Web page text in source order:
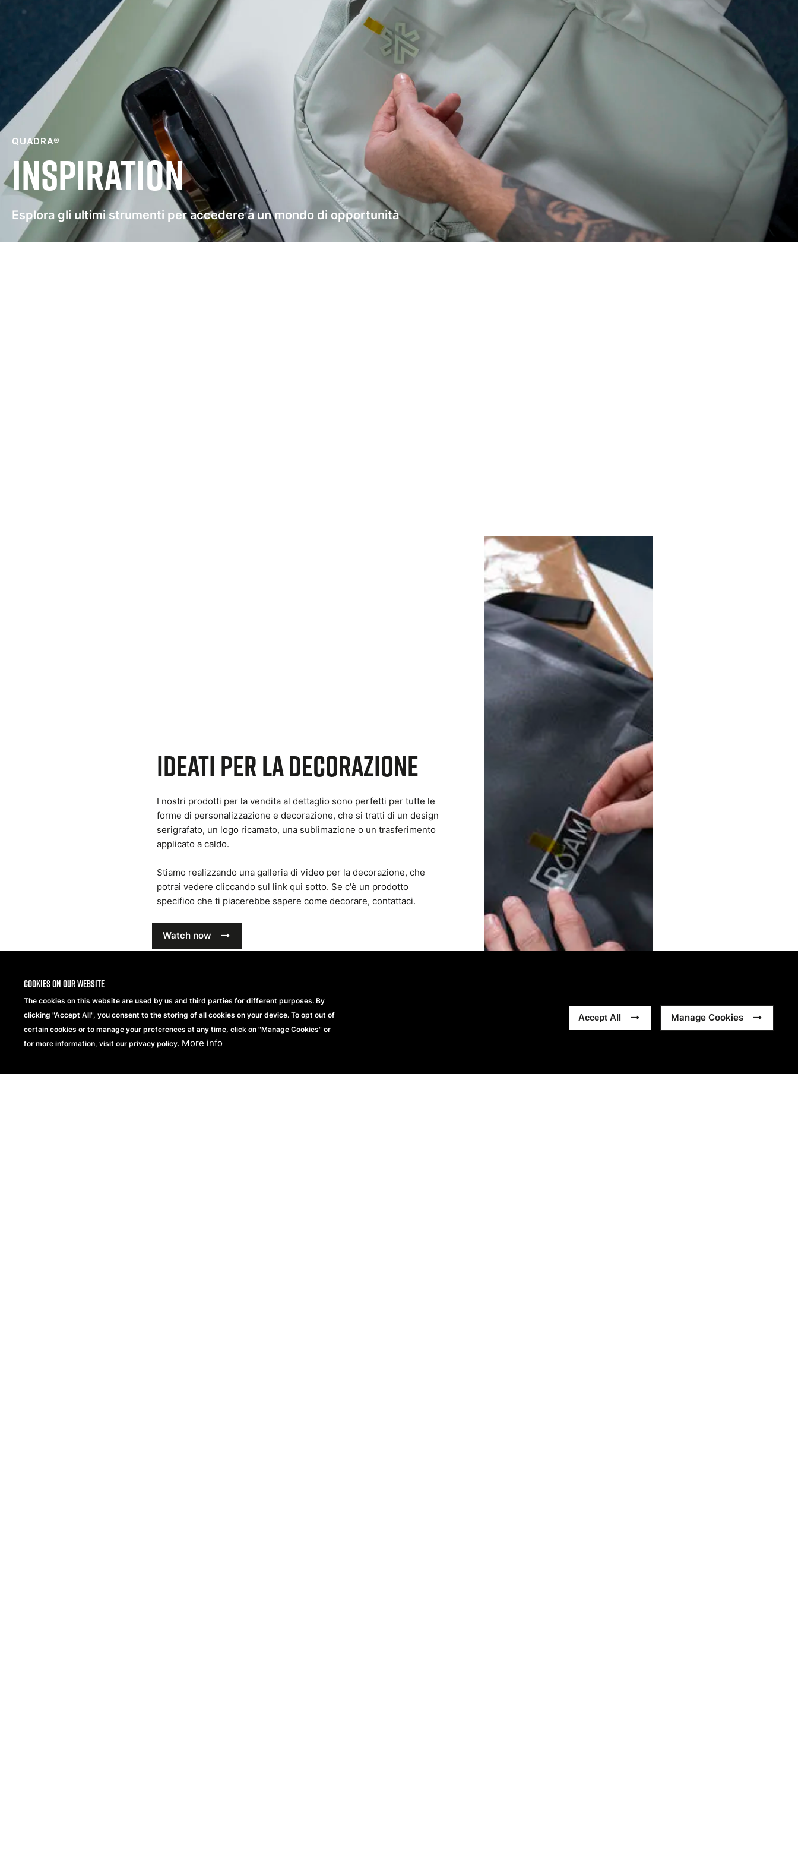
Cookies on our website
The cookies on this website are used by us and third parties for different purposes. By
clicking "Accept All", you consent to the storing of all cookies on your device. To opt out of
certain cookies or to manage your preferences at any time, click on "Manage Cookies" or
for more information, visit our privacy policy. More info
Accept All Manage Cookies
QUADRA®
Inspiration
Esplora gli ultimi strumenti per accedere a un mondo di opportunità
Ideati per la decorazione
I nostri prodotti per la vendita al dettaglio sono perfetti per tutte le
forme di personalizzazione e decorazione, che si tratti di un design
serigrafato, un logo ricamato, una sublimazione o un trasferimento
applicato a caldo.
Stiamo realizzando una galleria di video per la decorazione, che
potrai vedere cliccando sul link qui sotto. Se c'è un prodotto
specifico che ti piacerebbe sapere come decorare, contattaci.
Watch now